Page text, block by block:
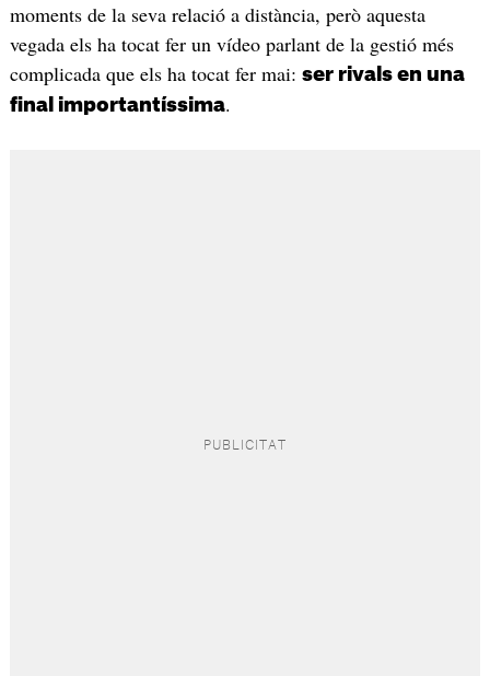
moments de la seva relació a distància, però aquesta
vegada els ha tocat fer un vídeo parlant de la gestió més
complicada que els ha tocat fer mai: ser rivals en una
final importantíssima.